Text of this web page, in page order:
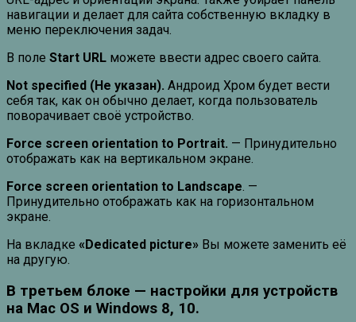
навигации и делает для сайта собственную вкладку в
меню переключения задач.
В поле Start URL можете ввести адрес своего сайта.
Not specified (Не указан). Андроид Хром будет вести
себя так, как он обычно делает, когда пользователь
поворачивает своё устройство.
Force screen orientation to Portrait. — Принудительно
отображать как на вертикальном экране.
Force screen orientation to Landscape. —
Принудительно отображать как на горизонтальном
экране.
На вкладке «Dedicated picture» Вы можете заменить её
на другую.
В третьем блоке — настройки для устройств
на Mac OS и Windows 8, 10.